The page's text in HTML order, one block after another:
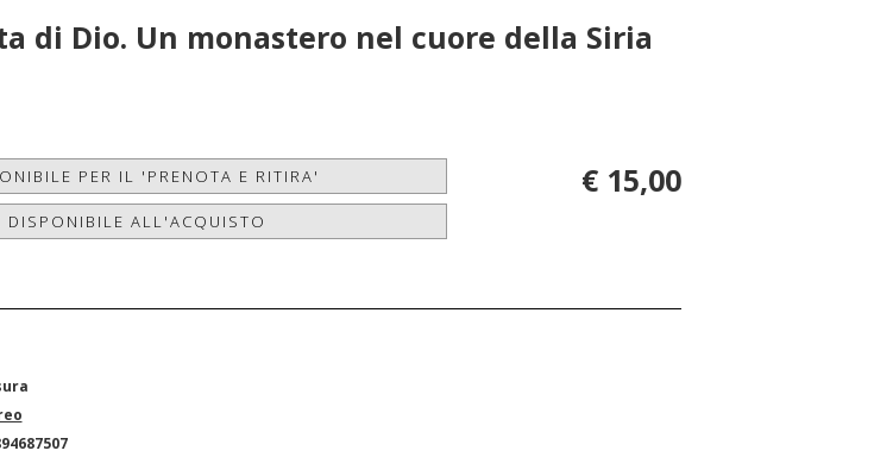
di Dio. Un monastero nel cuore della Siria
PER IL 'PRENOTA E RITIRA'
DISPONIBILE ALL'ACQUISTO
€ 15,00